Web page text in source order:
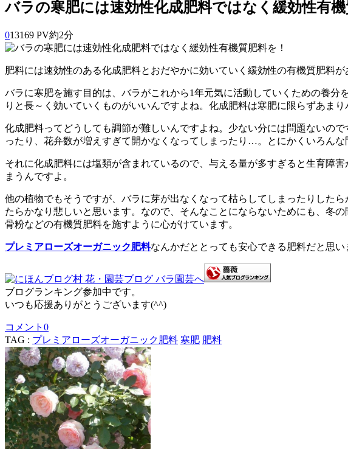
バラの寒肥には速効性化成肥料ではなく緩効性有機
013169 PV約2分
肥料には速効性のある化成肥料とおだやかに効いていく緩効性の有機質肥料
バラに寒肥を施す目的は、バラがこれから1年元気に活動していくための養
りと長～く効いていくものがいいんですよね。化成肥料は寒肥に限らずあま
化成肥料ってどうしても調節が難しいんですよね。少ない分には問題ないの
ったり、花弁数が増えすぎて開かなくなってしまったり…。とにかくいろんな
それに化成肥料には塩類が含まれているので、与える量が多すぎると生育障
まうんですよ。
他の植物でもそうですが、バラに芽が出なくなって枯らしてしまったりした
たらかなり悲しいと思います。なので、そんなことにならないためにも、冬
骨粉などの有機質肥料を施すように心がけています。
プレミアローズオーガニック肥料なんかだととっても安心できる肥料だと思い
ブログランキング参加中です。
いつも応援ありがとうございます(^^)
コメント 0
TAG : プレミアローズオーガニック肥料 寒肥 肥料